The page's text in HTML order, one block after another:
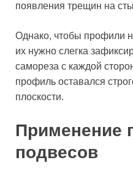
появления трещин на
Однако, чтобы профили
их нужно слегка
самореза с каждой
профиль оставался
плоскости.
Применение
подвесов